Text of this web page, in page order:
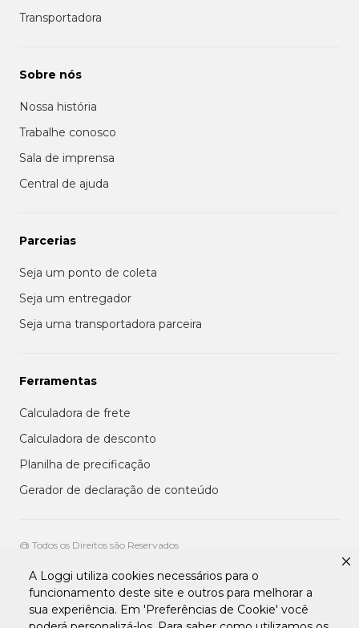
A Loggi utiliza cookies necessários para o
funcionamento deste site e outros para melhorar a
sua experiência. Em 'Preferências de Cookie' você
Transportadora
Sobre nós
Nossa história
Trabalhe conosco
Sala de imprensa
Central de ajuda
Parcerias
Seja um ponto de coleta
Seja um entregador
Seja uma transportadora parceira
Ferramentas
Calculadora de frete
Calculadora de desconto
Planilha de precificação
Gerador de declaração de conteúdo
@ Todos os Direitos são Reservados
Aviso de privacidade aos clientes
Termos de uso para entregadores
Termos e condições de uso da plataforma transportadora Loggi
Termos e Condições de Uso de Clientes